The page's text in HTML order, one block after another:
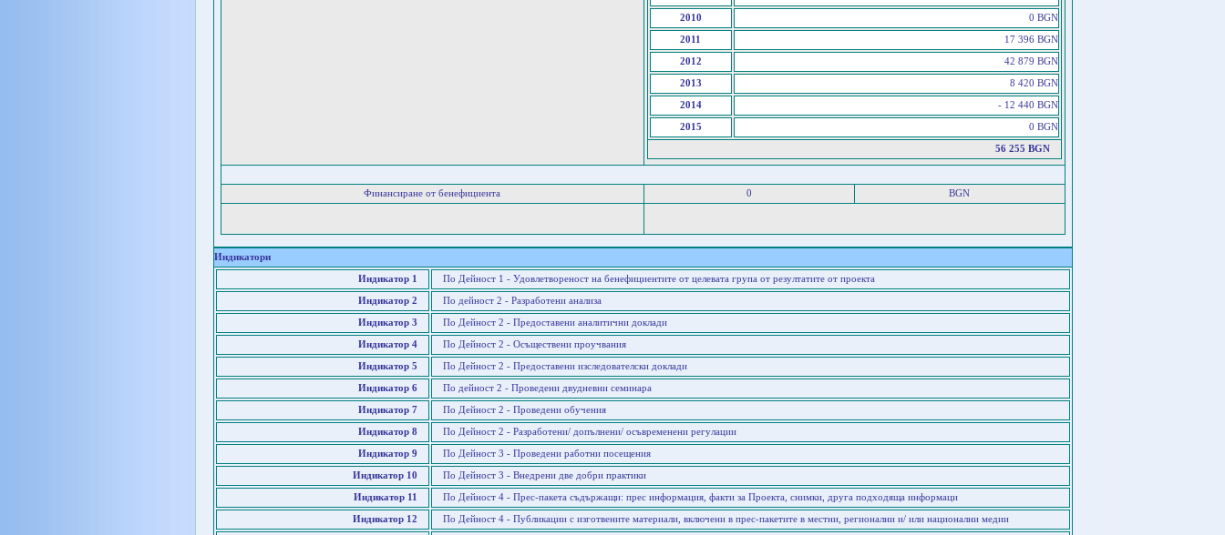
2010 0 BGN
2011 17 396 BGN
2012 42 879 BGN
2013 8 420 BGN
2014 - 12 440 BGN
2015 0 BGN
56 255 BGN
Финансиране от бенефициента 0 BGN
Индикатори
Индикатор 1 По Дейност 1 - Удовлетвореност на бенефициентите от целевата група от резултатите от проекта
Индикатор 2 По дейност 2 - Разработени анализа
Индикатор 3 По Дейност 2 - Предоставени аналитични доклади
Индикатор 4 По Дейност 2 - Осъществени проучвания
Индикатор 5 По Дейност 2 - Предоставени изследователски доклади
Индикатор 6 По дейност 2 - Проведени двудневни семинара
Индикатор 7 По Дейност 2 - Проведени обучения
Индикатор 8 По Дейност 2 - Разработени/ допълнени/ осъвременени регулации
Индикатор 9 По Дейност 3 - Проведени работни посещения
Индикатор 10 По Дейност 3 - Внедрени две добри практики
Индикатор 11 По Дейност 4 - Прес-пакета съдържащи: прес информация, факти за Проекта, снимки, друга подходяща информаци
Индикатор 12 По Дейност 4 - Публикации с изготвените материали, включени в прес-пакетите в местни, регионални и/ или национални медии